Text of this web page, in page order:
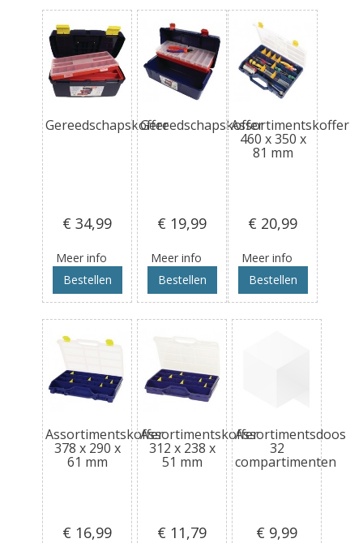
Gereedschapskoffer
€ 34,99
Meer info
Bestellen
Gereedschapskoffer
€ 19,99
Meer info
Bestellen
Assortimentskoffer
460 x 350 x
81 mm
€ 20,99
Meer info
Bestellen
Assortimentskoffer
378 x 290 x
61 mm
€ 16,99
Assortimentskoffer
312 x 238 x
51 mm
€ 11,79
Assortimentsdoos
32
compartimenten
€ 9,99